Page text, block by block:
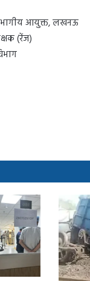
आयुक्त, लखनऊ
(रेंज)